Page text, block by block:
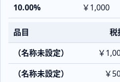
10.00% ￥1,000
品目 税
（名称未設定）
￥
（名称未設定）
￥